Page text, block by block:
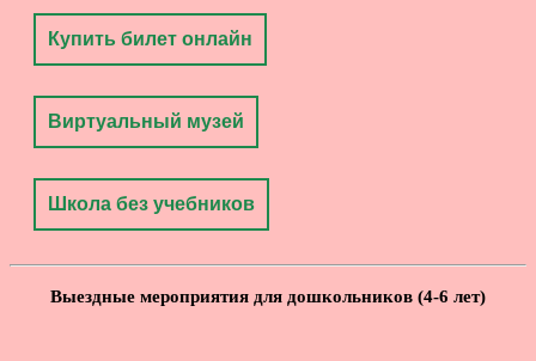
Купить билет онлайн
Виртуальный музей
Школа без учебников
Выездные мероприятия для дошкольников (4-6 лет)